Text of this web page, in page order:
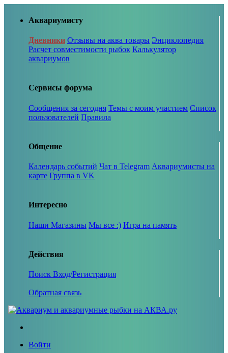
Аквариумисту
Дневники Отзывы на аква товары Энциклопедия
Расчет совместимости рыбок Калькулятор
аквариумов
Сервисы форума
Сообщения за сегодня Темы с моим участием Список
пользователей Правила
Общение
Календарь событий Чат в Telegram Аквариумисты на
карте Группа в VK
Интересно
Наши Магазины Мы все :) Игра на память
Действия
Поиск Вход/Регистрация
Обратная связь
Войти